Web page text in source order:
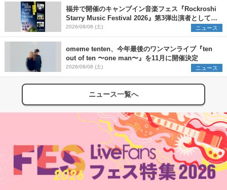
福井で開催のキャンプイン音楽フェス『Rockroshi
Starry Music Festival 2026』第3弾出演者として
SCOOBIE DO、かりゆし58、Reiを発表
2026/08/08 (土) ニュース
omeme tenten、今年最後のワンマンライブ『ten
out of ten 〜one man〜』を11月に開催決定
2026/08/08 (土) ニュース
ニュース一覧へ